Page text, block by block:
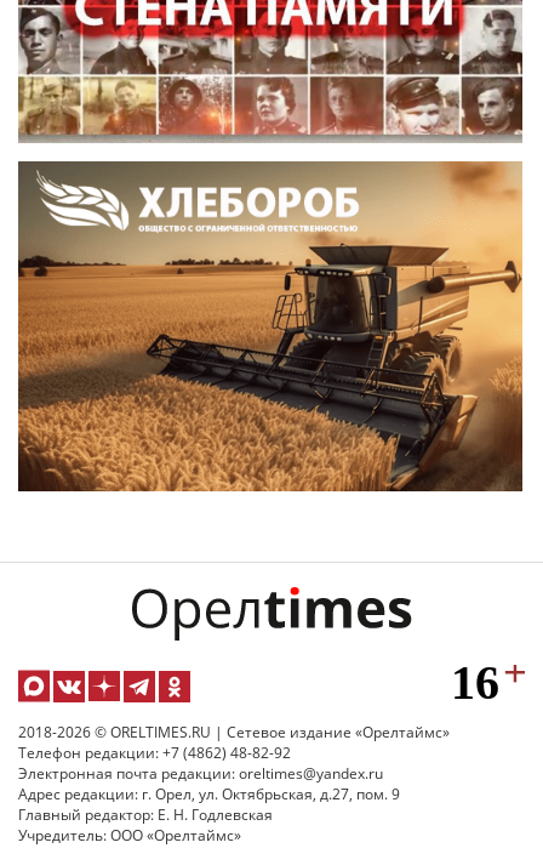
2018-2026 © ORELTIMES.RU | Сетевое издание «Орелтаймс»
Телефон редакции: +7 (4862) 48-82-92
Электронная почта редакции: oreltimes@yandex.ru
Адрес редакции: г. Орел, ул. Октябрьская, д.27, пом. 9
Главный редактор: Е. Н. Годлевская
Учредитель: ООО «Орелтаймс»